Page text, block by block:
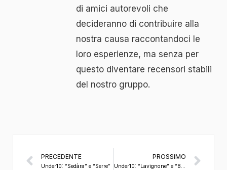
di amici autorevoli che
decideranno di contribuire alla
nostra causa raccontandoci le
loro esperienze, ma senza per
questo diventare recensori stabili
del nostro gruppo.
PRECEDENTE
Under10: “Sedàra” e “Serre”
PROSSIMO
Under10: “Lavignone” e “Baccanera”